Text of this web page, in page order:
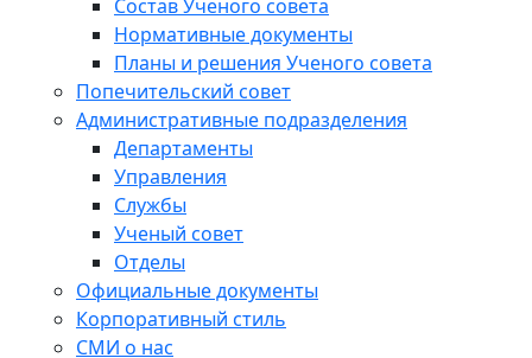
Состав Ученого совета
Нормативные документы
Планы и решения Ученого совета
Попечительский совет
Административные подразделения
Департаменты
Управления
Службы
Ученый совет
Отделы
Официальные документы
Корпоративный стиль
СМИ о нас